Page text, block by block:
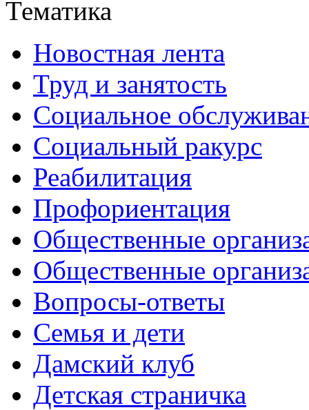
Тематика
Новостная лента
Труд и занятость
Социальное
Социальный ракурс
Реабилитация
Профориентация
Общественные
Общественные
Вопросы-ответы
Семья и дети
Дамский клуб
Детская страничка